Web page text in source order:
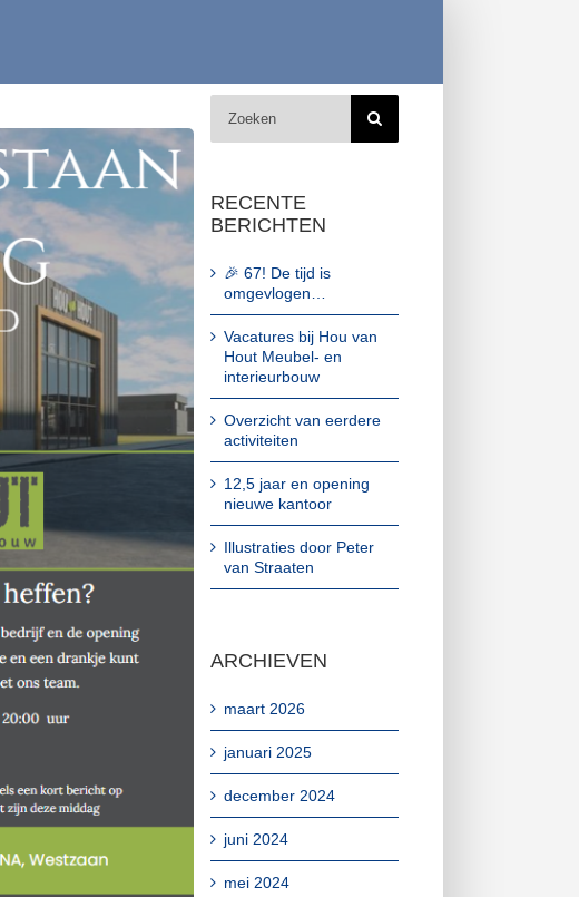
naar:
RECENTE
BERICHTEN
🎉 67! De tijd is
omgevlogen…
Vacatures bij Hou van
Hout Meubel- en
interieurbouw
Overzicht van eerdere
activiteiten
12,5 jaar en opening
nieuwe kantoor
Illustraties door Peter
van Straaten
ARCHIEVEN
maart 2026
januari 2025
december 2024
juni 2024
mei 2024